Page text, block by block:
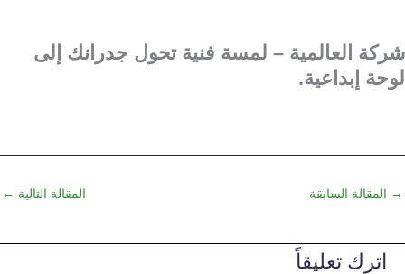
شركة العالمية – لمسة فنية تحول جدرانك إلى
لوحة إبداعية.
→ المقالة السابقة المقالة التالية ←
اترك تعليقاً